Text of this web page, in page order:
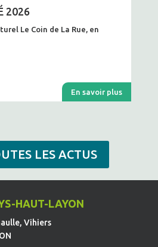
2026
Le Coin de La Rue, en
En savoir plus
LES ACTUS
HAUT-LAYON
Vihiers